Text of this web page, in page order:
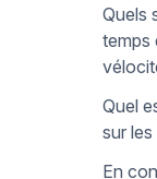
Quels
temps
Quel
sur
En